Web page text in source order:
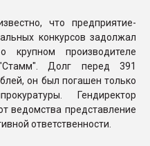
что предприятие-
конкурсов задолжал
крупном производителе
Долг перед 391
он был погашен только
Гендиректор
ведомства представление
ответственности.